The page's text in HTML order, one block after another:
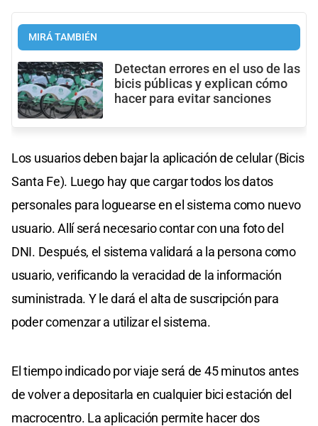
MIRÁ TAMBIÉN
Detectan errores en el uso de las
bicis públicas y explican cómo
hacer para evitar sanciones
Los usuarios deben bajar la aplicación de celular (Bicis
Santa Fe). Luego hay que cargar todos los datos
personales para loguearse en el sistema como nuevo
usuario. Allí será necesario contar con una foto del
DNI. Después, el sistema validará a la persona como
usuario, verificando la veracidad de la información
suministrada. Y le dará el alta de suscripción para
poder comenzar a utilizar el sistema.
El tiempo indicado por viaje será de 45 minutos antes
de volver a depositarla en cualquier bici estación del
macrocentro. La aplicación permite hacer dos